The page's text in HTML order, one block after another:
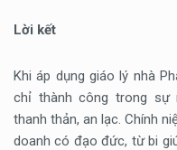
Lời kết
Khi áp dụng giáo lý nhà
chỉ thành công trong
thanh thản, an lạc. Chính
doanh có đạo đức, từ bi